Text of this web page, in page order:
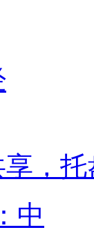
，